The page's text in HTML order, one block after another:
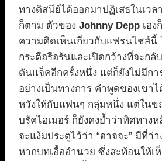
ทางดิสนีย์ได้ออกมาปฏิเสธในเวล
ก็ตาม ตัวของ Johnny Depp เอ
ความคิดเห็นเกี่ยวกับแฟรนไชส์นี้
กระตือรือร้นและเปิดกว้างที่จะก
ตันแจ็คอีกครั้งหนึ่ง แต่ก็ยังไม่มีก
อย่างเป็นทางการ คำพูดของเขา
หวังให้กับแฟนๆ กลุ่มหนึ่ง แต่ในข
บรัคไฮเมอร์ ก็ยังคงย้ำว่าทิศทาง
จะแง้มประตูไว้ว่า “อาจจะ” มีที่ว่
หากบทเอื้ออำนวย ซึ่งสะท้อนให้เ